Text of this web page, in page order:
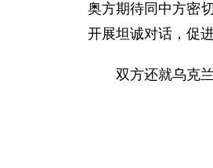
奥方期待同中方密
开展坦诚对话，促
双方还就乌克